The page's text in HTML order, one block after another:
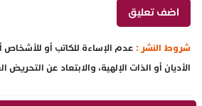
شروط النشر : عدم الإساءة للكاتب أو
الأديان أو الذات الإلهية، والابتعاد عن